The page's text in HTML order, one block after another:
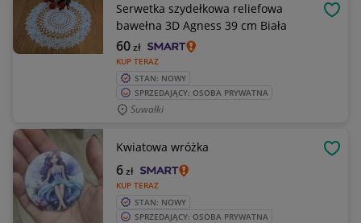
Serwetka szydełkowa reliefowa
bawełna 3D Agness 39 cm Biała
KUP TERAZ
60zł
STAN: NOWY
SPRZEDAJĄCY: OSOBA PRYWATNA
Suwałki
Kwiatowa wróżka
KUP TERAZ
6zł
STAN: NOWY
SPRZEDAJĄCY: OSOBA PRYWATNA